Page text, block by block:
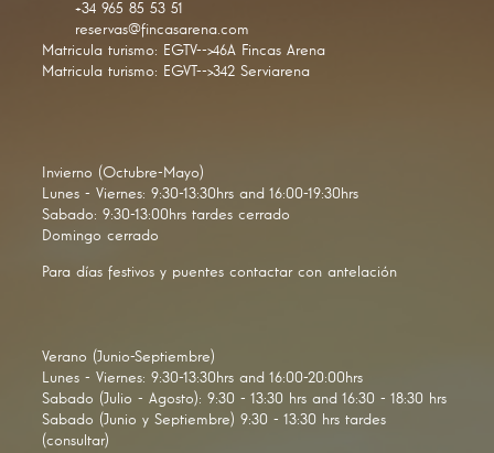
+34 965 85 53 51
reservas@fincasarena.com
Matricula turismo: EGTV-->46A Fincas Arena
Matricula turismo: EGVT-->342 Serviarena
Invierno (Octubre-Mayo)
Lunes - Viernes: 9:30-13:30hrs and 16:00-19:30hrs
Sabado: 9:30-13:00hrs tardes cerrado
Domingo cerrado
Para días festivos y puentes contactar con antelación
Verano (Junio-Septiembre)
Lunes - Viernes: 9:30-13:30hrs and 16:00-20:00hrs
Sabado (Julio - Agosto): 9:30 - 13:30 hrs and 16:30 - 18:30 hrs
Sabado (Junio y Septiembre) 9:30 - 13:30 hrs tardes
(consultar)